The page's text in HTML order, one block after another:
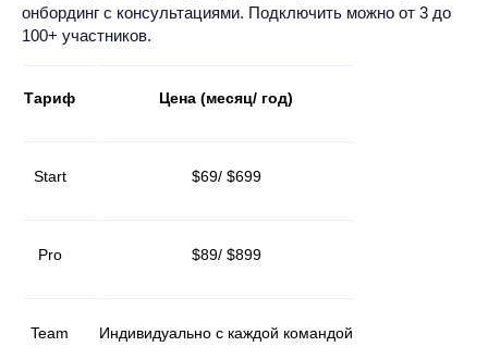
онбординг с консультациями. Подключить можно от 3 до
100+ участников.
Тариф Цена (месяц/ год)
Start $69/ $699
Pro $89/ $899
Team Индивидуально с каждой командой